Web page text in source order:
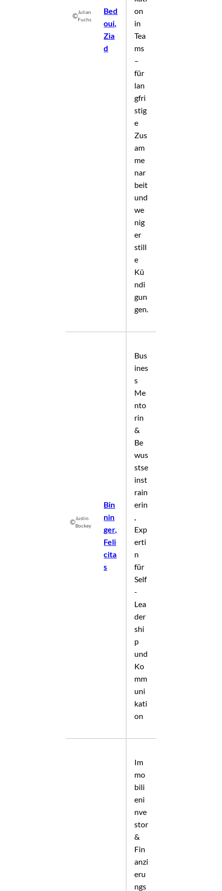
© Julian
Fuchs
© Justin
Bockey
Bed
oui,
Zia
d
Bin
nin
ger,
Feli
cita
s
on
in
Tea
ms
–
für
lan
gfri
stig
e
Zus
am
me
nar
beit
und
we
nig
er
still
e
Kü
ndi
gun
gen.
Bus
ines
s
Me
nto
rin
&
Be
wus
stse
inst
rain
erin
,
Exp
erti
n
für
Self
-
Lea
der
shi
p
und
Ko
mm
uni
kati
on
Im
mo
bili
eni
nve
stor
&
Fin
anzi
eru
ngs